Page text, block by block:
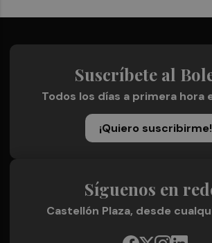
Suscríbete al
Todos los días a primera hora
¡Quiero suscribirme!
Síguenos en
Castellón Plaza, desde